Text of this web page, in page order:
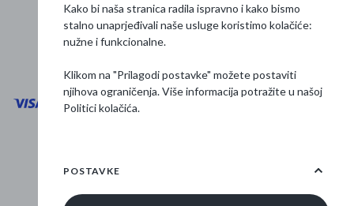
Prati nas
Osnovne informacije
Kako bi naša stranica radila ispravno i kako bismo
stalno unaprjeđivali naše usluge koristimo kolačiće:
nužne i funkcionalne.
Klikom na "Prilagodi postavke" možete postaviti
njihova ograničenja. Više informacija potražite u našoj
Politici kolačića.
POSTAVKE